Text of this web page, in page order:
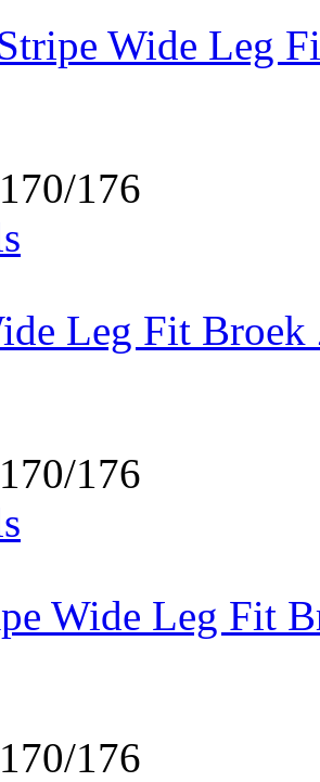
Wide Leg
176
Leg Fit Broek
176
Wide Leg Fit
176